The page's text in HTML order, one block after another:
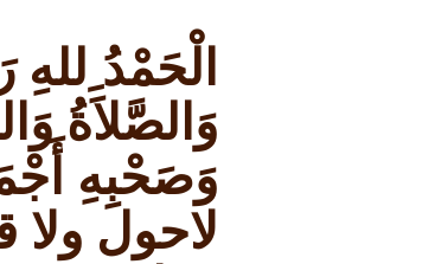
الْحَمْدُ ِللهِ
وَالصَّلاَةُ
وَصَحْبِهِ
لاحول ولا